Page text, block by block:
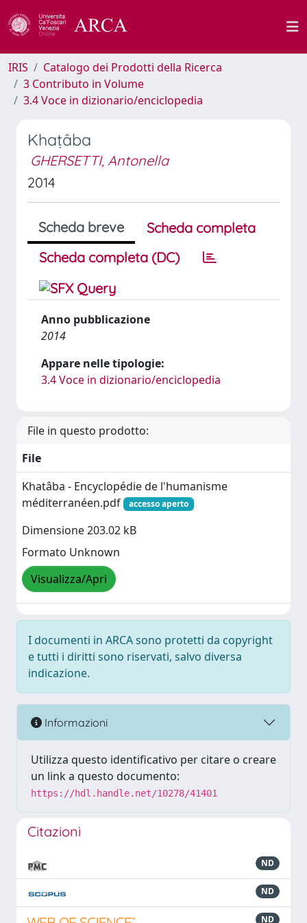
IRIS
Catalogo dei Prodotti della Ricerca
3 Contributo in Volume
3.4 Voce in dizionario/enciclopedia
Khaṭâba
GHERSETTI, Antonella
2014
Scheda breve
Scheda completa
Scheda completa (DC)
Anno pubblicazione
2014
Appare nelle tipologie:
3.4 Voce in dizionario/enciclopedia
File in questo prodotto:
File
Khatâba - Encyclopédie de l'humanisme
méditerranéen.pdf
accesso aperto
Dimensione 203.02 kB
Formato Unknown
Visualizza/Apri
I documenti in ARCA sono protetti da copyright
e tutti i diritti sono riservati, salvo diversa
indicazione.
Informazioni
Utilizza questo identificativo per citare o creare
un link a questo documento:
https://hdl.handle.net/10278/41401
Citazioni
ND
ND
ND